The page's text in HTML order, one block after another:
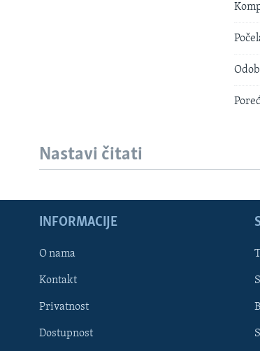
Learning English
Nastavi čitati
INFORMACIJE
O nama
Kontakt
Privatnost
Dostupnost